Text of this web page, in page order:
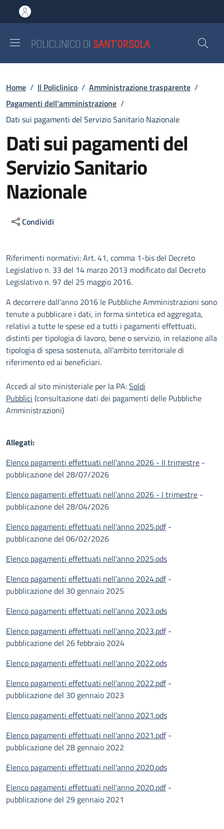
al contenuto principale
to footer content
Briciole di pane
Home / Il Policlinico / Amministrazione trasparente /
Pagamenti dell'amministrazione /
Dati sui pagamenti del Servizio Sanitario Nazionale
Dati sui pagamenti del
Servizio Sanitario
Nazionale
Condividi
Descrizione
Riferimenti normativi: Art. 41, comma 1-bis del Decreto
Legislativo n. 33 del 14 marzo 2013 modificato dal Decreto
Legislativo n. 97 del 25 maggio 2016.
A decorrere dall’anno 2016 le Pubbliche Amministrazioni sono
tenute a pubblicare i dati, in forma sintetica ed aggregata,
relativi a tutte le spese ed a tutti i pagamenti effettuati,
distinti per tipologia di lavoro, bene o servizio, in relazione alla
tipologia di spesa sostenuta, all’ambito territoriale di
riferimento ed ai beneficiari.
Accedi al sito ministeriale per la PA:Soldi
Pubblici (consultazione dati dei pagamenti delle Pubbliche
Amministrazioni)
Allegati:
Elenco pagamenti effettuati nell'anno 2026 - II trimestre -
pubblicazione del 28/07/2026
Elenco pagamenti effettuati nell'anno 2026 - I trimestre -
pubblicazione del 28/04/2026
Elenco pagamenti effettuati nell'anno 2025.pdf-
pubblicazione del 06/02/2026
Elenco pagamenti effettuati nell'anno 2025.ods
Elenco pagamenti effettuati nell'anno 2024.pdf-
pubblicazione del 30 gennaio 2025
Elenco pagamenti effettuati nell'anno 2023.ods
Elenco pagamenti effettuati nell'anno 2023.pdf-
pubblicazione del 26 febbraio 2024
Elenco pagamenti effettuati nell'anno 2022.ods
Elenco pagamenti effettuati nell'anno 2022.pdf-
pubblicazione del 30 gennaio 2023
Elenco pagamenti effettuati nell'anno 2021.ods
Elenco pagamenti effettuati nell'anno 2021.pdf-
pubblicazione del 28 gennaio 2022
Elenco pagamenti effettuati nell'anno 2020.ods
Elenco pagamenti effettuati nell'anno 2020.pdf-
pubblicazione del 29 gennaio 2021